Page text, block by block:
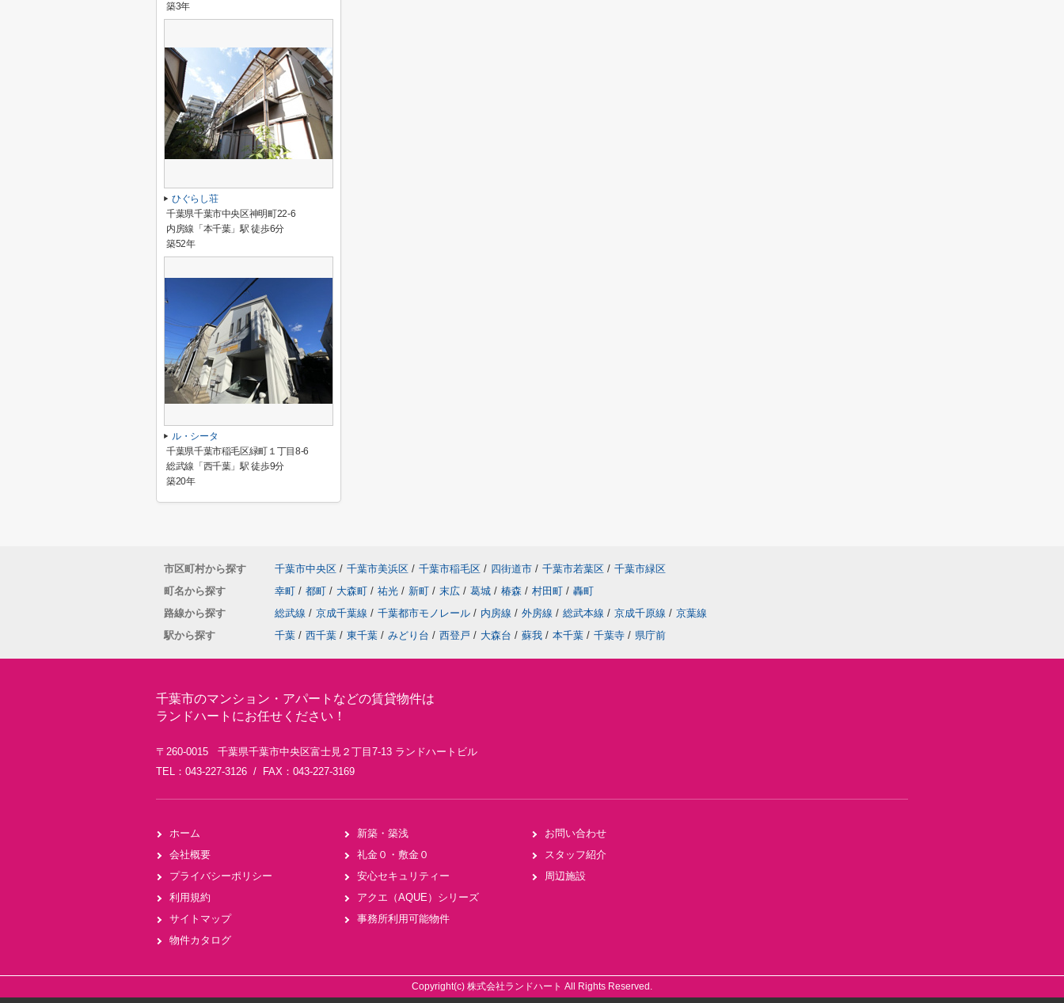
築3年
ひぐらし荘
千葉県千葉市中央区神明町22-6
内房線「本千葉」駅 徒歩6分
築52年
ル・シータ
千葉県千葉市稲毛区緑町１丁目8-6
総武線「西千葉」駅 徒歩9分
築20年
市区町村から探す 千葉市中央区 / 千葉市美浜区 / 千葉市稲毛区 / 四街道市 / 千葉市若葉区 / 千葉市緑区
町名から探す
幸町 / 都町 / 大森町 / 祐光 / 新町 / 末広 / 葛城 / 椿森 / 村田町 / 轟町
路線から探す
総武線 / 京成千葉線 / 千葉都市モノレール / 内房線 / 外房線 / 総武本線 / 京成千原線 / 京葉線
駅から探す
千葉 / 西千葉 / 東千葉 / みどり台 / 西登戸 / 大森台 / 蘇我 / 本千葉 / 千葉寺 / 県庁前
千葉市のマンション・アパートなどの賃貸物件は
ランドハートにお任せください！
〒260-0015 千葉県千葉市中央区富士見２丁目7-13 ランドハートビル
TEL：043-227-3126 / FAX：043-227-3169
ホーム
会社概要
プライバシーポリシー
利用規約
サイトマップ
物件カタログ
新築・築浅
礼金０・敷金０
安心セキュリティー
アクエ（AQUE）シリーズ
事務所利用可能物件
お問い合わせ
スタッフ紹介
周辺施設
Copyright(c) 株式会社ランドハート All Rights Reserved.